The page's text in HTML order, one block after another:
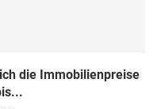
die Immobilienpreise